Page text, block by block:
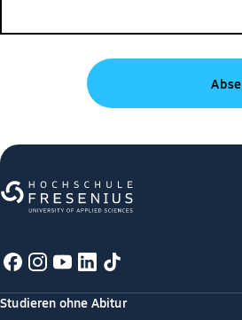
Studieren ohne Abitur